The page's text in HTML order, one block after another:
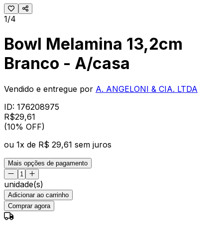
1/4
Bowl Melamina 13,2cm
Branco - A/casa
Vendido e entregue por A. ANGELONI & CIA. LTDA
ID: 176208975
R$29,61
(10% OFF)
ou 1x de R$ 29,61 sem juros
Mais opções de pagamento
unidade(s)
Adicionar ao carrinho
Comprar agora